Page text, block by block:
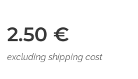
2.50 €
excluding shipping cost